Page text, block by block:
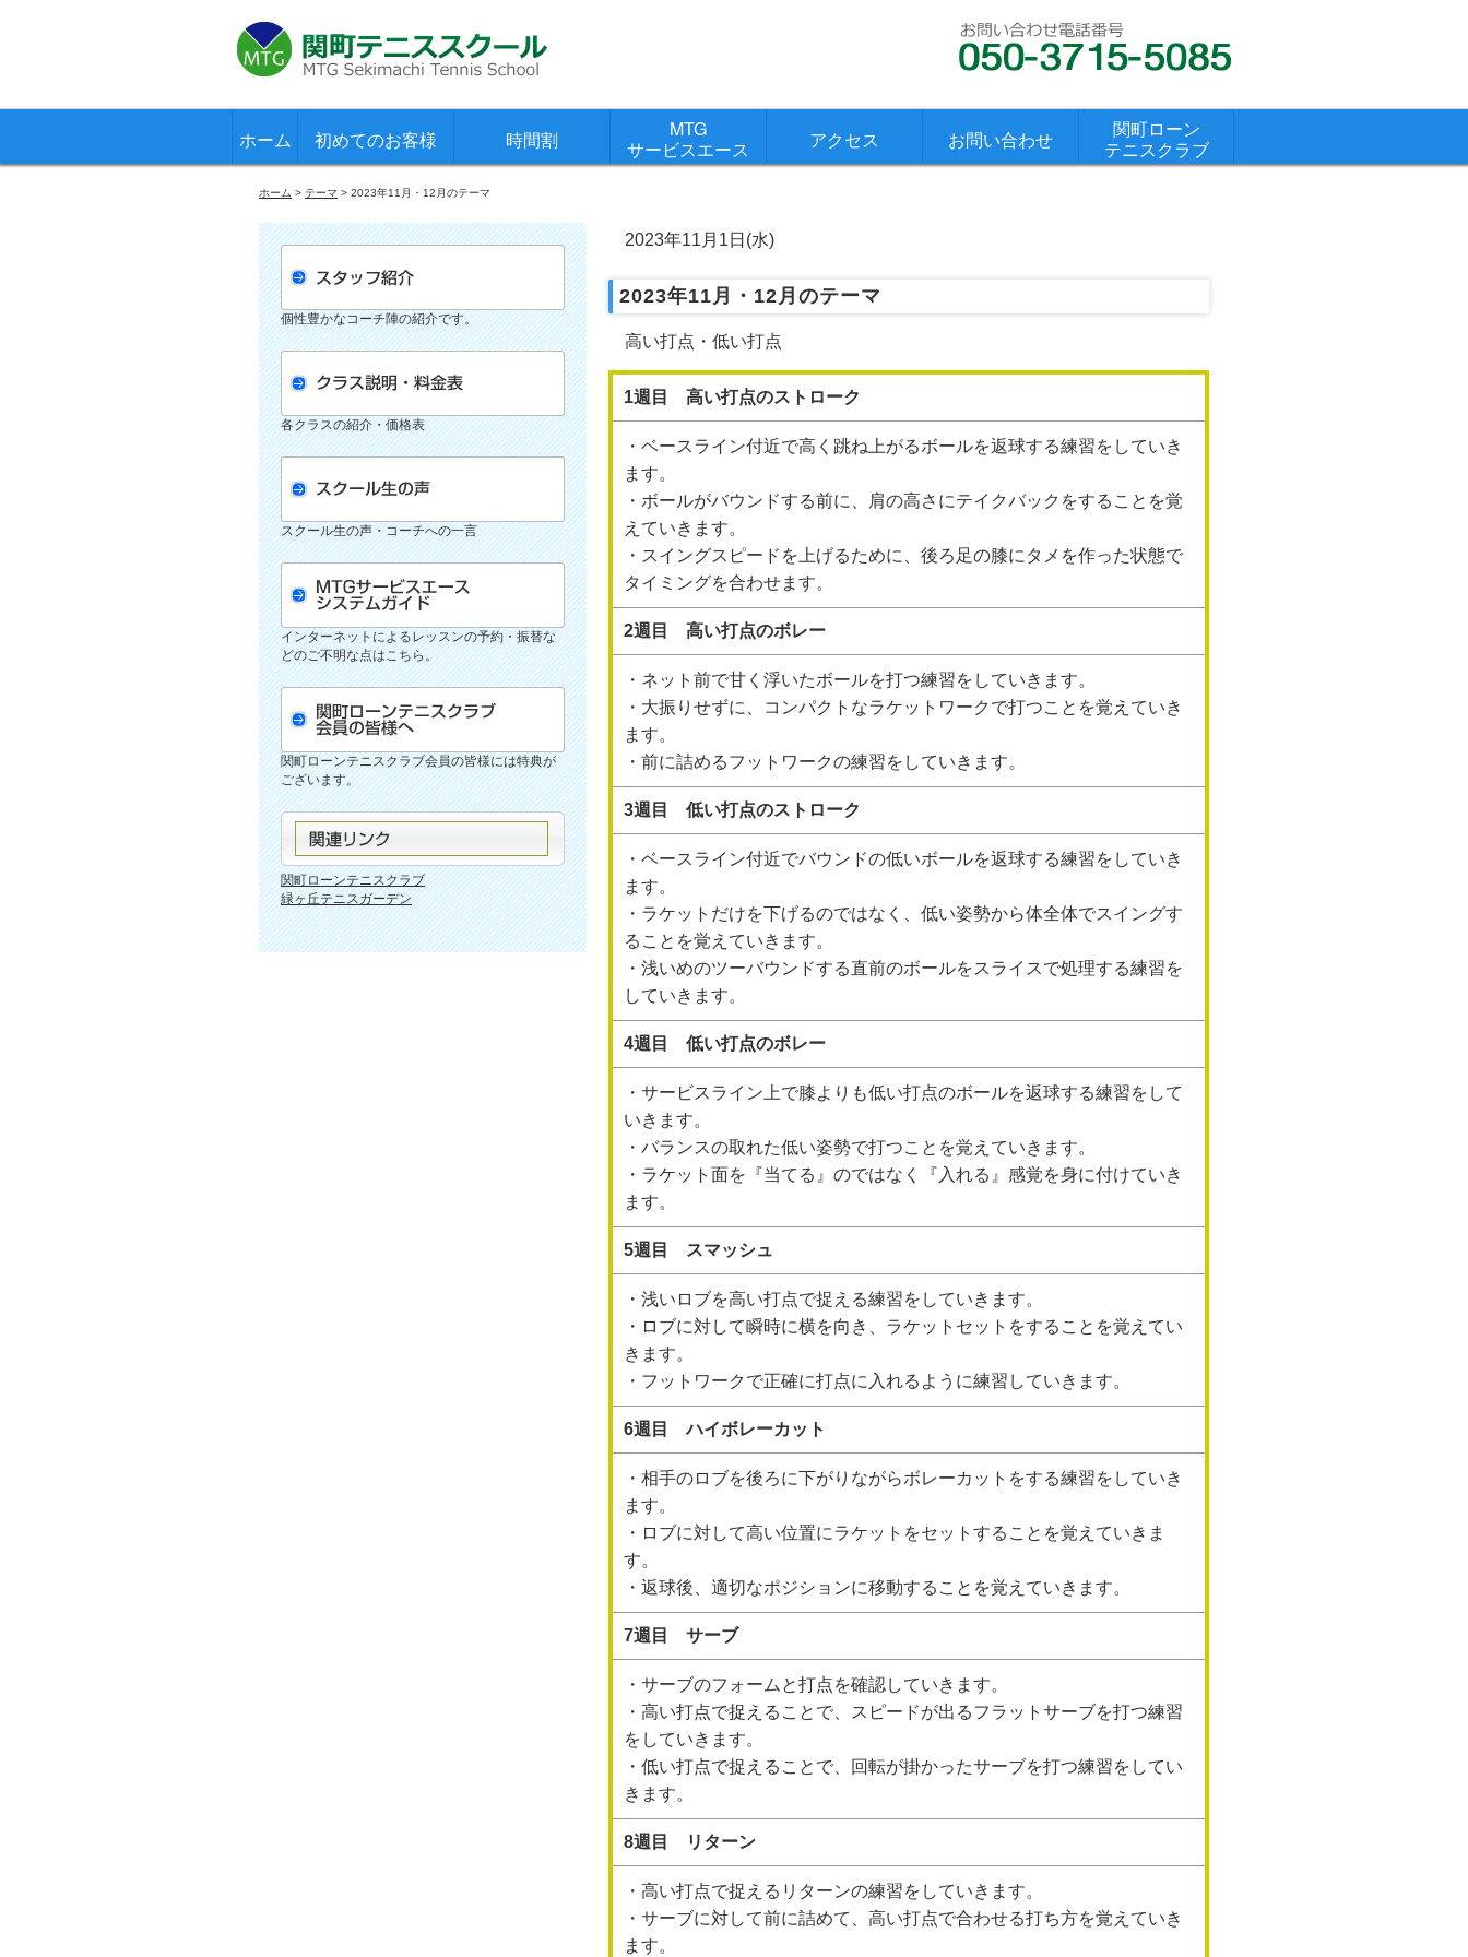
ホーム 初めてのお客様 時間割
MTG
サービスエース
アクセス お問い合わせ
関町ローン
テニスクラブ
ホーム > テーマ > 2023年11月・12月のテーマ
2023年11月1日(水)
2023年11月・12月のテーマ
高い打点・低い打点
1週目 高い打点のストローク
・ベースライン付近で高く跳ね上がるボールを返球する練習をしていき
ます。
・ボールがバウンドする前に、肩の高さにテイクバックをすることを覚
えていきます。
・スイングスピードを上げるために、後ろ足の膝にタメを作った状態で
タイミングを合わせます。
2週目 高い打点のボレー
・ネット前で甘く浮いたボールを打つ練習をしていきます。
・大振りせずに、コンパクトなラケットワークで打つことを覚えていき
ます。
・前に詰めるフットワークの練習をしていきます。
3週目 低い打点のストローク
・ベースライン付近でバウンドの低いボールを返球する練習をしていき
ます。
・ラケットだけを下げるのではなく、低い姿勢から体全体でスイングす
ることを覚えていきます。
・浅いめのツーバウンドする直前のボールをスライスで処理する練習を
していきます。
4週目 低い打点のボレー
・サービスライン上で膝よりも低い打点のボールを返球する練習をして
いきます。
・バランスの取れた低い姿勢で打つことを覚えていきます。
・ラケット面を『当てる』のではなく『入れる』感覚を身に付けていき
ます。
5週目 スマッシュ
・浅いロブを高い打点で捉える練習をしていきます。
・ロブに対して瞬時に横を向き、ラケットセットをすることを覚えてい
きます。
・フットワークで正確に打点に入れるように練習していきます。
6週目 ハイボレーカット
・相手のロブを後ろに下がりながらボレーカットをする練習をしていき
ます。
・ロブに対して高い位置にラケットをセットすることを覚えていきま
す。
・返球後、適切なポジションに移動することを覚えていきます。
7週目 サーブ
・サーブのフォームと打点を確認していきます。
・高い打点で捉えることで、スピードが出るフラットサーブを打つ練習
をしていきます。
・低い打点で捉えることで、回転が掛かったサーブを打つ練習をしてい
きます。
8週目 リターン
・高い打点で捉えるリターンの練習をしていきます。
・サーブに対して前に詰めて、高い打点で合わせる打ち方を覚えていき
ます。
個性豊かなコーチ陣の紹介です。
各クラスの紹介・価格表
スクール生の声・コーチへの一言
インターネットによるレッスンの予約・振替な
どのご不明な点はこちら。
関町ローンテニスクラブ会員の皆様には特典が
ございます。
関町ローンテニスクラブ
緑ヶ丘テニスガーデン